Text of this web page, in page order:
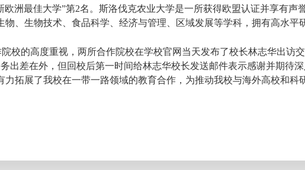
欧洲最佳大学”第2名。斯洛伐克农业大学是一所获得欧盟认证并享有声
物、生物技术、食品科学、经济与管理、区域发展等学科，拥有高水平
校的高度重视，两所合作院校在学校官网当天发布了校长林志华出访
出差在外，但回校后第一时间给林志华校长发送邮件表示感谢并期待
力拓展了我校在一带一路领域的教育合作，为推动我校与海外高校和科